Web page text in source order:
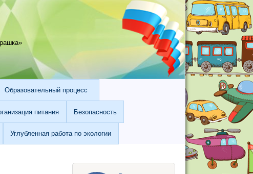
Образовательный процесс
питания Безопасность
Углубленная работа по экологии